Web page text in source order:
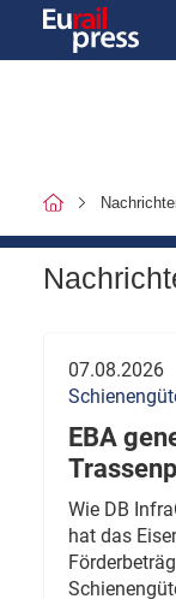
07.08.2026
EBA
Wie DB
hat das